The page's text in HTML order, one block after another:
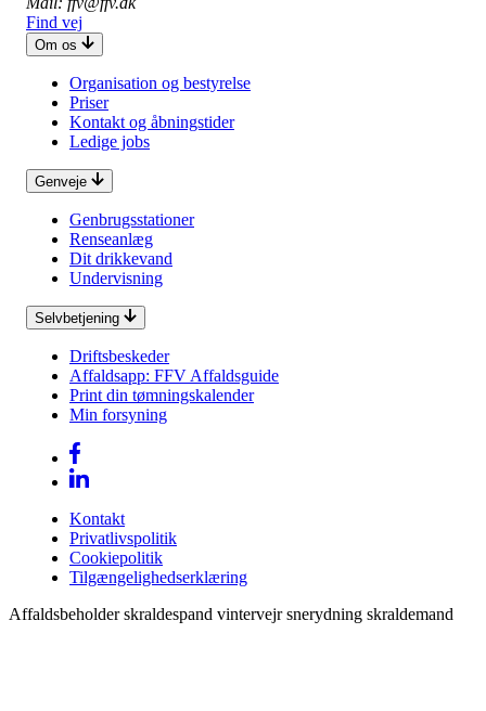
Find vej
Om os
Organisation og bestyrelse
Priser
Kontakt og åbningstider
Ledige jobs
Genveje
Genbrugsstationer
Renseanlæg
Dit drikkevand
Undervisning
Selvbetjening
Driftsbeskeder
Affaldsapp: FFV Affaldsguide
Print din tømningskalender
Min forsyning
Kontakt
Privatlivspolitik
Cookiepolitik
Tilgængelighedserklæring
Affaldsbeholder skraldespand vintervejr snerydning skraldemand